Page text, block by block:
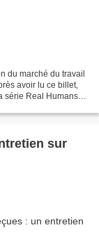
du marché du travail
avoir lu ce billet,
série Real Humans
sur